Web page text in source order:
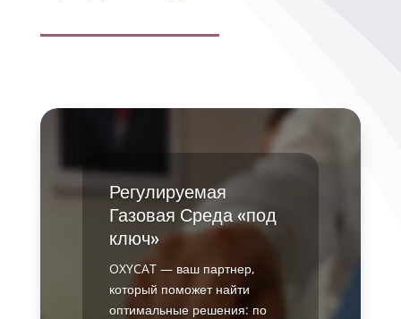
Регулируемая
Газовая Среда «под
ключ»
OXYCAT — ваш партнер,
который поможет найти
оптимальные решения: по